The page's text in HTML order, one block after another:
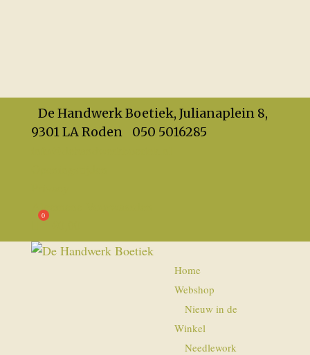
De Handwerk Boetiek, Julianaplein 8,
9301 LA Roden
050 5016285
Algemene Voorwaarden
Home
Webshop
Nieuw in de
Winkel
Needlework